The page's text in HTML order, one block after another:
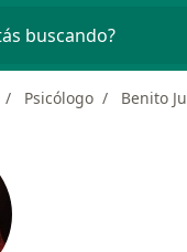
buscando?
Psicólogo Benito